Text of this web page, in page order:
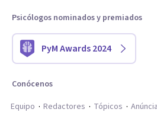
Psicólogos nominados y premiados
PyM Awards 2024
Conócenos
Equipo
Redactores Tópicos